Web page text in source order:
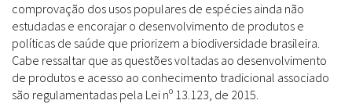
comprovação dos usos populares de espécies ainda não
estudadas e encorajar o desenvolvimento de produtos e
políticas de saúde que priorizem a biodiversidade brasileira.
Cabe ressaltar que as questões voltadas ao desenvolvimento
de produtos e acesso ao conhecimento tradicional associado
são regulamentadas pela Lei nº 13.123, de 2015.